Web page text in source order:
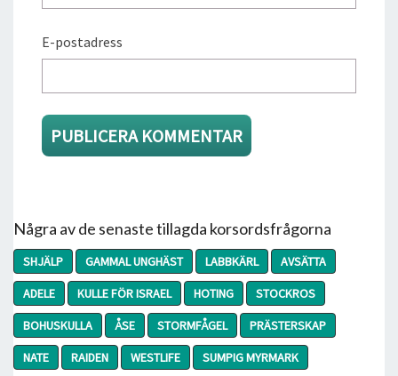
E-postadress
Några av de senaste tillagda korsordsfrågorna
SHJÄLP GAMMAL UNGHÄST LABBKÄRL
AVSÄTTA
ADELE
KULLE FÖR ISRAEL HOTING
STOCKROS
BOHUSKULLA
ÅSE STORMFÅGEL
PRÄSTERSKAP
NATE
RAIDEN WESTLIFE
SUMPIG MYRMARK